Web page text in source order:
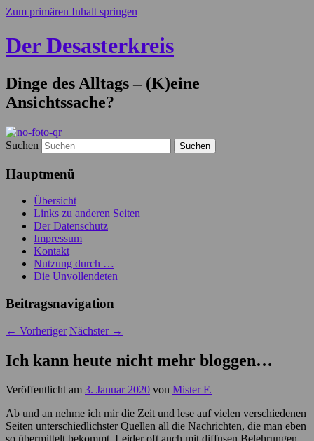
Zum primären Inhalt springen
Der Desasterkreis
Dinge des Alltags – (K)eine
Ansichtssache?
Suchen
Hauptmenü
Übersicht
Links zu anderen Seiten
Der Datenschutz
Impressum
Kontakt
Nutzung durch …
Die Unvollendeten
Beitragsnavigation
← Vorheriger Nächster →
Ich kann heute nicht mehr bloggen…
Veröffentlicht am 3. Januar 2020 von Mister F.
Ab und an nehme ich mir die Zeit und lese auf vielen verschiedenen
Seiten unterschiedlichster Quellen all die Nachrichten, die man eben